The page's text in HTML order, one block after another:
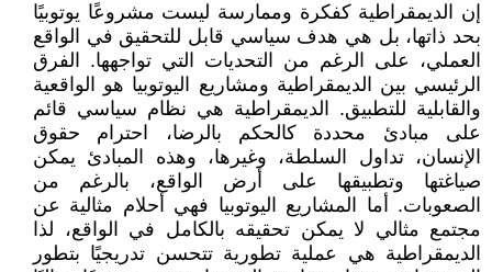
إن الديمقراطية كفكرة وممارسة ليست مشروعًا يوتوبيًا
بحد ذاتها، بل هي هدف سياسي قابل للتحقيق في الواقع
العملي، على الرغم من التحديات التي تواجهها. الفرق
الرئيسي بين الديمقراطية ومشاريع اليوتوبيا هو الواقعية
والقابلية للتطبيق. الديمقراطية هي نظام سياسي قائم
على مبادئ محددة كالحكم بالرضا، احترام حقوق
الإنسان، تداول السلطة، وغيرها، وهذه المبادئ يمكن
صياغتها وتطبيقها على أرض الواقع، بالرغم من
الصعوبات. أما المشاريع اليوتوبيا فهي أحلام مثالية عن
مجتمع مثالي لا يمكن تحقيقه بالكامل في الواقع، لذا
الديمقراطية هي عملية تطورية تتحسن تدريجيًا بتطور